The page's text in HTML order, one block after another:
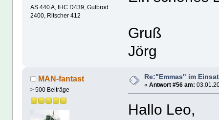
AS 440 A, IHC D439, Gutbrod
2400, Ritscher 412
Gruß
Jörg
MAN-fantast
> 500 Beiträge
Re:"Emmas" im
« Antwort #56 am:
Hallo Leo,